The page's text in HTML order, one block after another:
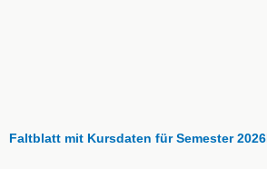
Faltblatt mit Kursdaten für Semester 2026